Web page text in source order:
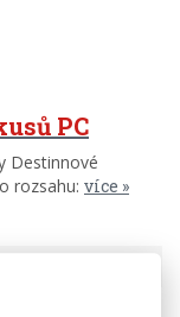
PC
Destinnové
rozsahu: více